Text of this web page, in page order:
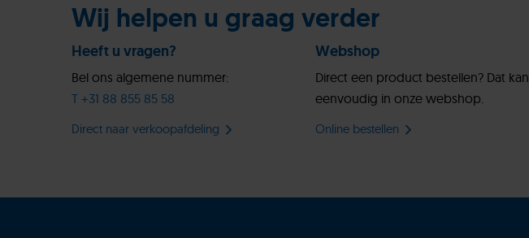
Wij helpen u graag verder
Heeft u vragen?
Bel ons algemene nummer:
T +31 88 855 85 58
Direct naar verkoopafdeling
Webshop
Direct een product bestellen? Dat kan
eenvoudig in onze webshop.
Online bestellen